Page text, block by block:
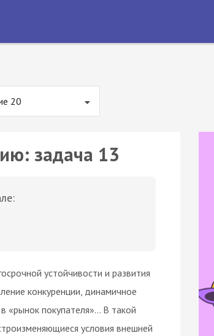
20
задача 13
устойчивости и развития
конкуренции, динамичное
покупателя»... В такой
условия внешней